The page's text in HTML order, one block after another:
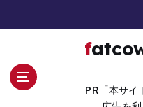
fatcowgames.n
PR「本サイ